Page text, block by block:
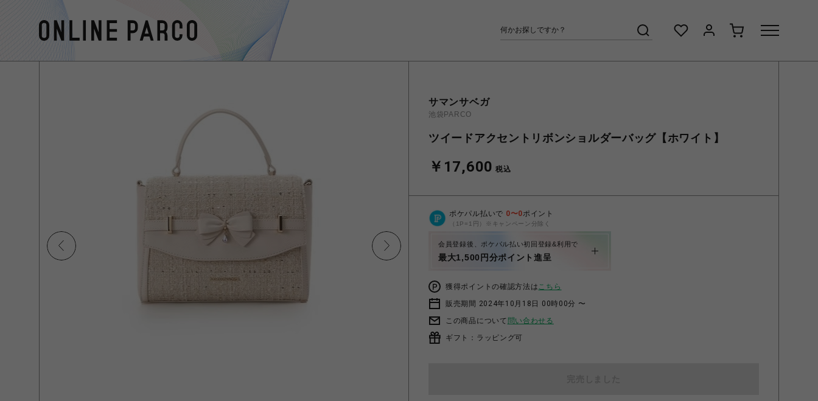
サマンサベガ
池袋PARCO
ツイードアクセントリボンショルダーバッグ【ホワイト】
￥17,600 税込
ポケパル払いで 0〜0ポイント
（1P=1円）※キャンペーン分除く
会員登録後、ポケパル払い初回登録&利用で
最大1,500円分ポイント進呈
獲得ポイントの確認方法はこちら
販売期間 2024年10月18日 00時00分 〜
この商品について 問い合わせる
ギフト：ラッピング可